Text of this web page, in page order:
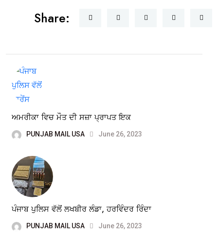
Share:
ਅਮਰੀਕਾ ਵਿਚ ਮੌਤ ਦੀ ਸਜ਼ਾ ਪ੍ਰਾਪਤ ਇਕ
PUNJAB MAIL USA June 26, 2023
ਪੰਜਾਬ ਪੁਲਿਸ ਵੱਲੋਂ ਲਖਬੀਰ ਲੰਡਾ, ਹਰਵਿੰਦਰ ਰਿੰਦਾ
PUNJAB MAIL USA June 26, 2023